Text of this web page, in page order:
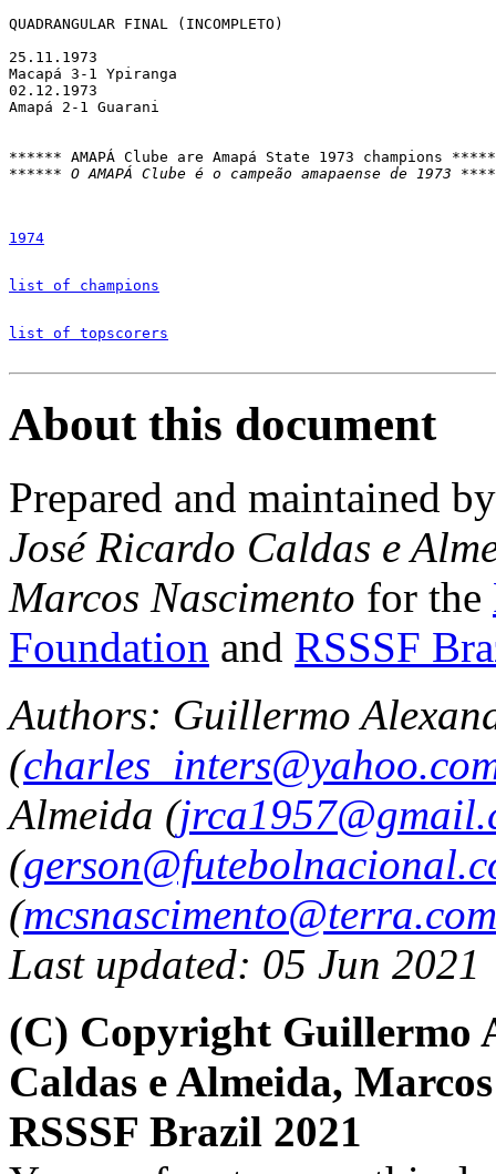
QUADRANGULAR FINAL (INCOMPLETO)
25.11.1973
Macapá 3-1 Ypiranga
02.12.1973
Amapá 2-1 Guarani
****** O AMAPÁ Clube é o campeão amapaense de 1973
1974
list of champions
list of topscorers
About this document
Prepared and maintained
José Ricardo Caldas e
Marcos Nascimento for the
Foundation and RSSSF
Authors: Guillermo
(
Almeida (
(
(
Last updated: 05 Jun 2021
(C) Copyright Guillermo
Caldas e Almeida,
RSSSF Brazil 2021